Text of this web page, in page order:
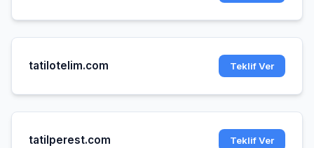
tatilotelim.com Teklif Ver
tatilperest.com Teklif Ver